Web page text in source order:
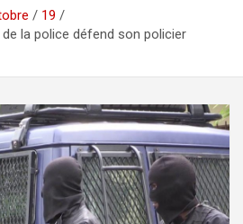
19
la police défend son policier